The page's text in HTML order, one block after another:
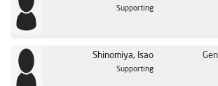
Supporting
Shinomiya, Isao
Supporting